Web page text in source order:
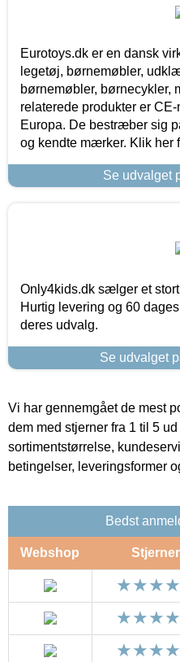
Eurotoys.dk er en dansk
legetøj, børnemøbler,
børnemøbler, børnecykler,
relaterede produkter er
Europa. De bestræber sig
og kendte mærker. Klik her
Se udvalget
Only4kids.dk sælger et
Hurtig levering og 60
deres udvalg.
Se udvalget
Vi har gennemgået de mest
dem med stjerner fra 1 til 5
sortimentstørrelse,
betingelser, leveringsformer
Bedst
Webshop Stjerner